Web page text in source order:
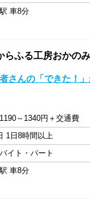
車8分
らふる工房おかの
者さんの「できた！
～1340円＋交通費
1日8時間以上
イト・パート
車8分